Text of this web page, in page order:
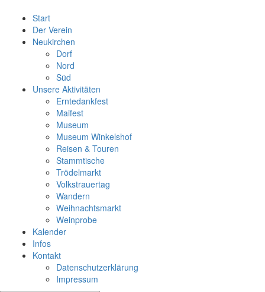
Start
Der Verein
Neukirchen
Dorf
Nord
Süd
Unsere Aktivitäten
Erntedankfest
Maifest
Museum
Museum Winkelshof
Reisen & Touren
Stammtische
Trödelmarkt
Volkstrauertag
Wandern
Weihnachtsmarkt
Weinprobe
Kalender
Infos
Kontakt
Datenschutzerklärung
Impressum